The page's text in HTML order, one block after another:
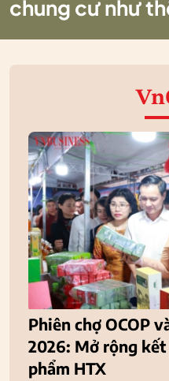
chung cư như
Phiên chợ OCOP
2026: Mở rộng
phẩm HTX